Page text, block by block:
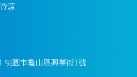
源
桃園市龜山區興業街1號